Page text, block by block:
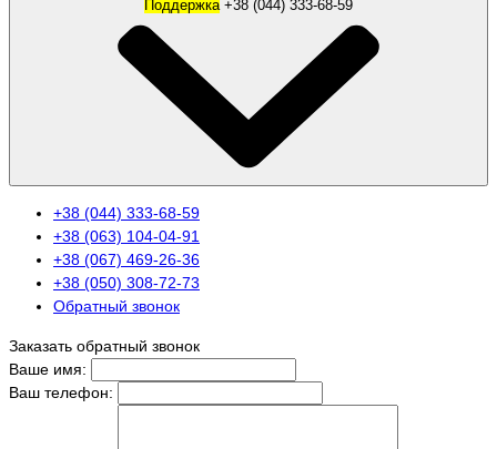
Поддержка
+38 (044) 333-68-59
+38 (063) 104-04-91
+38 (067) 469-26-36
+38 (050) 308-72-73
Обратный звонок
Заказать обратный звонок
Ваше имя:
Ваш телефон: